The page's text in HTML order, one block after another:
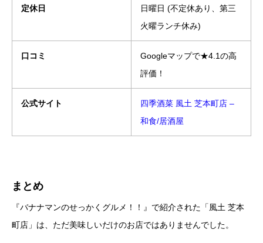
定休日
日曜日 (不定休あり、第三
火曜ランチ休み)
口コミ
Googleマップで★4.1の高
評価！
公式サイト
四季酒菜 風土 芝本町店 –
和食/居酒屋
まとめ
『バナナマンのせっかくグルメ！！』で紹介された「風土 芝本
町店」は、ただ美味しいだけのお店ではありませんでした。